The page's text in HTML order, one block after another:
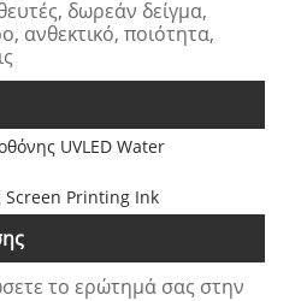
δωρεάν δείγμα,
ανθεκτικό, ποιότητα,
UVLED Water
Screen Printing Ink
το ερώτημά σας στην